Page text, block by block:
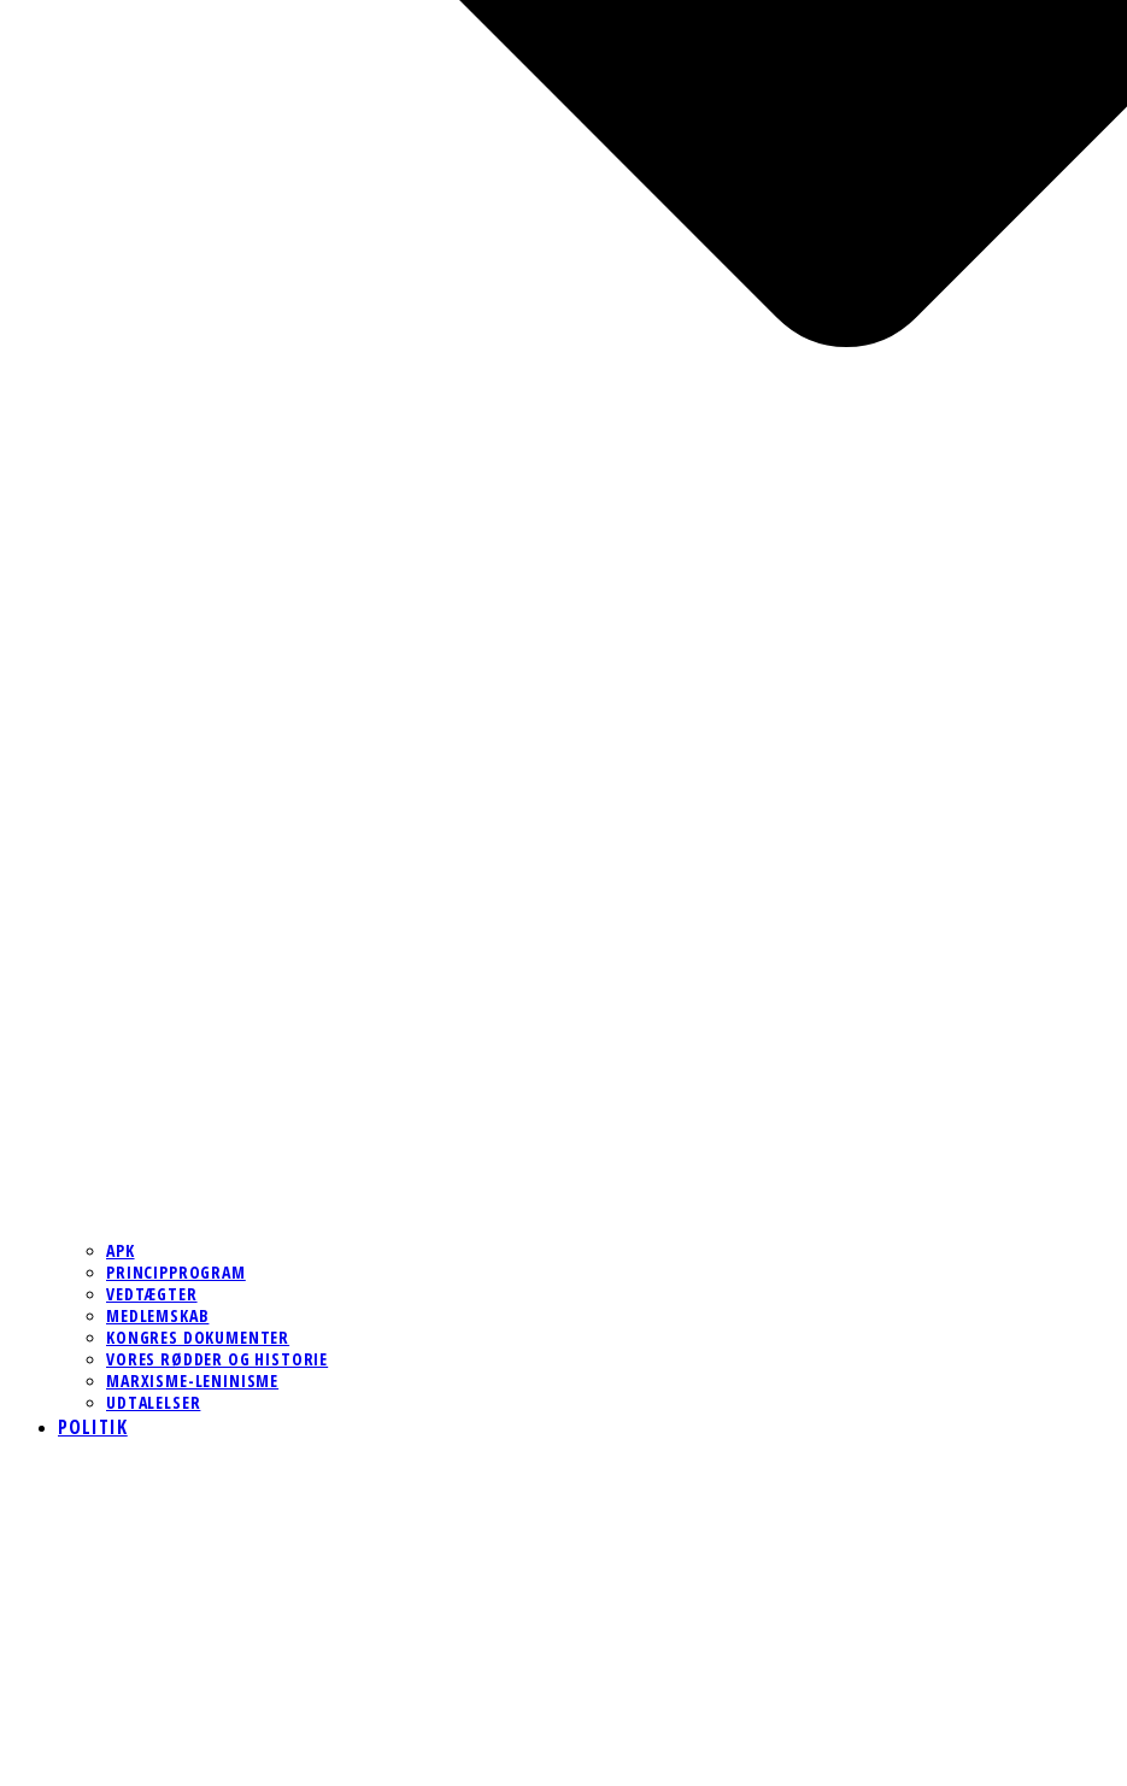
APK
PRINCIPPROGRAM
VEDTÆGTER
MEDLEMSKAB
KONGRES DOKUMENTER
VORES RØDDER OG HISTORIE
MARXISME-LENINISME
UDTALELSER
POLITIK